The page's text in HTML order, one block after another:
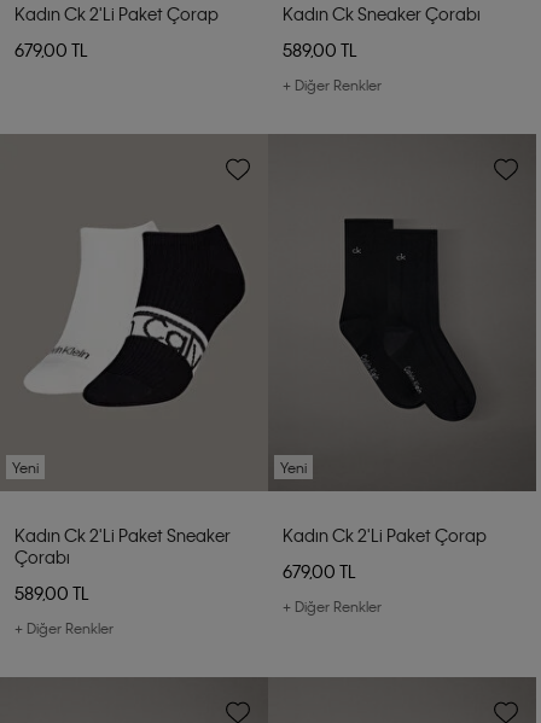
Kadın Ck 2'li Paket Çorap
679,00 TL
Kadın Ck Sneaker Çorabı
589,00 TL
+ Diğer Renkler
Yeni
Kadın Ck 2'li Paket Sneaker
Çorabı
589,00 TL
+ Diğer Renkler
Yeni
Kadın Ck 2'li Paket Çorap
679,00 TL
+ Diğer Renkler